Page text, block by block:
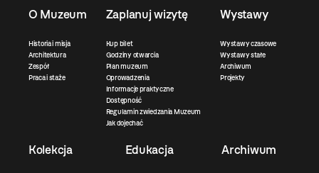
O Muzeum
Historia i misja
Architektura
Zespół
Praca i staże
Zaplanuj wizytę
Kup bilet
Godziny otwarcia
Plan muzeum
Oprowadzenia
Informacje praktyczne
Dostępność
Regulamin zwiedzania Muzeum
Jak dojechać
Wystawy
Wystawy czasowe
Wystawy stałe
Archiwum
Projekty
Kolekcja Edukacja Archiwum